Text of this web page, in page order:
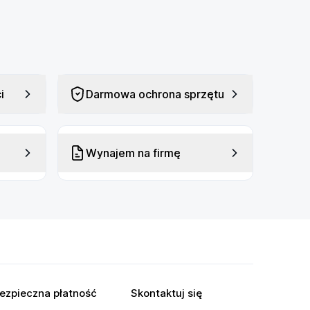
Darmowa ochrona sprzętu
Wynajem na firmę
płatność Skontaktuj się